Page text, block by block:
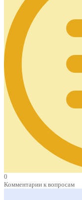
0
Комментарии к вопросам